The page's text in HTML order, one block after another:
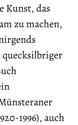
Kunst, das
zu machen,
1996), auch